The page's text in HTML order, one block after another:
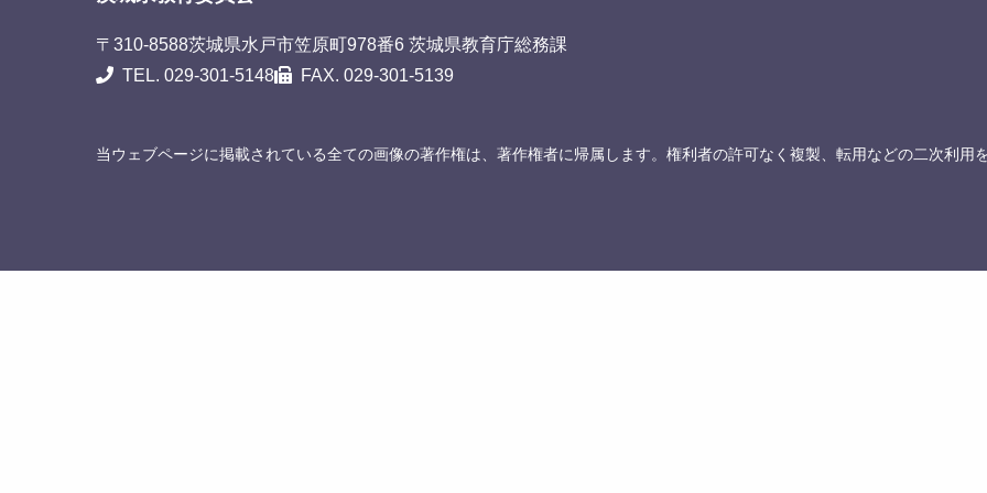
〒310-8588茨城県水戸市笠原町978番6 茨城県教育庁総務課
TEL. 029-301-5148
FAX. 029-301-5139
当ウェブページに掲載されている全ての画像の著作権は、著作権者に帰属します。権利者の許可なく複製、転用などの二次利用